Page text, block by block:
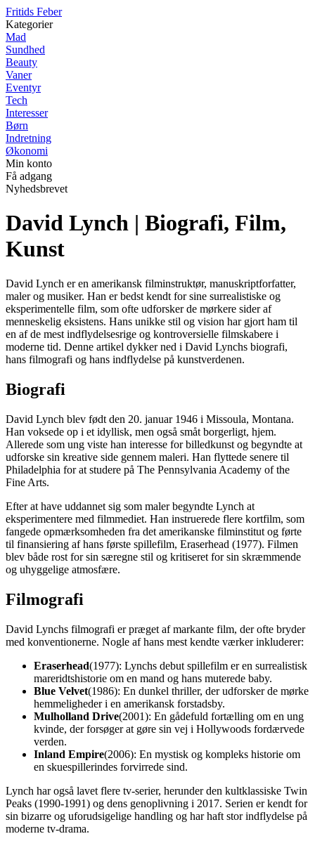
Fritids Feber
Kategorier
Mad
Sundhed
Beauty
Vaner
Eventyr
Tech
Interesser
Børn
Indretning
Økonomi
Min konto
Få adgang
Nyhedsbrevet
David Lynch | Biografi, Film,
Kunst
David Lynch er en amerikansk filminstruktør, manuskriptforfatter,
maler og musiker. Han er bedst kendt for sine surrealistiske og
eksperimentelle film, som ofte udforsker de mørkere sider af
menneskelig eksistens. Hans unikke stil og vision har gjort ham til
en af de mest indflydelsesrige og kontroversielle filmskabere i
moderne tid. Denne artikel dykker ned i David Lynchs biografi,
hans filmografi og hans indflydelse på kunstverdenen.
Biografi
David Lynch blev født den 20. januar 1946 i Missoula, Montana.
Han voksede op i et idyllisk, men også småt borgerligt, hjem.
Allerede som ung viste han interesse for billedkunst og begyndte at
udforske sin kreative side gennem maleri. Han flyttede senere til
Philadelphia for at studere på The Pennsylvania Academy of the
Fine Arts.
Efter at have uddannet sig som maler begyndte Lynch at
eksperimentere med filmmediet. Han instruerede flere kortfilm, som
fangede opmærksomheden fra det amerikanske filminstitut og førte
til finansiering af hans første spillefilm, Eraserhead (1977). Filmen
blev både rost for sin særegne stil og kritiseret for sin skræmmende
og uhyggelige atmosfære.
Filmografi
David Lynchs filmografi er præget af markante film, der ofte bryder
med konventionerne. Nogle af hans mest kendte værker inkluderer:
Eraserhead(1977): Lynchs debut spillefilm er en surrealistisk
mareridtshistorie om en mand og hans muterede baby.
Blue Velvet(1986): En dunkel thriller, der udforsker de mørke
hemmeligheder i en amerikansk forstadsby.
Mulholland Drive(2001): En gådefuld fortælling om en ung
kvinde, der forsøger at gøre sin vej i Hollywoods fordærvede
verden.
Inland Empire(2006): En mystisk og kompleks historie om
en skuespillerindes forvirrede sind.
Lynch har også lavet flere tv-serier, herunder den kultklassiske Twin
Peaks (1990-1991) og dens genoplivning i 2017. Serien er kendt for
sin bizarre og uforudsigelige handling og har haft stor indflydelse på
moderne tv-drama.